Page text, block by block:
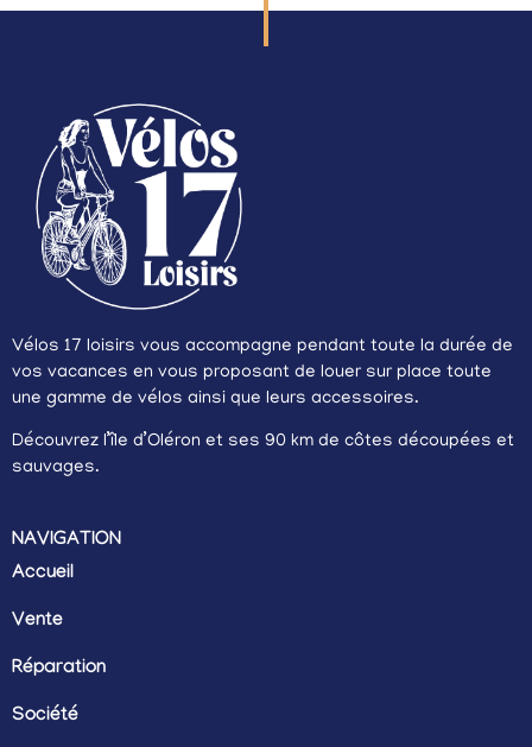
Vélos 17 loisirs vous accompagne pendant toute la durée de
vos vacances en vous proposant de louer sur place toute
une gamme de vélos ainsi que leurs accessoires.
Découvrez l’île d’Oléron et ses 90 km de côtes découpées et
sauvages.
NAVIGATION
Accueil
Vente
Réparation
Société